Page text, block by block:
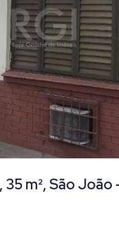
m², São